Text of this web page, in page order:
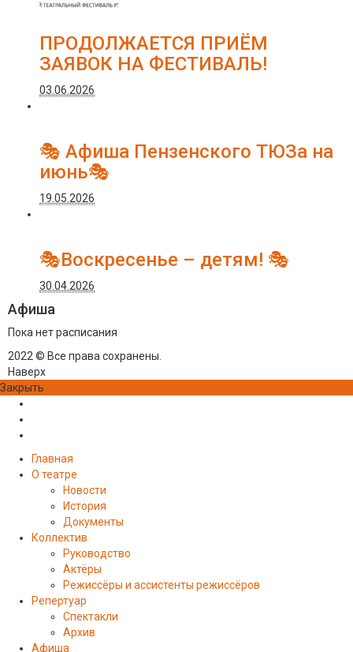
ПРОДОЛЖАЕТСЯ ПРИЁМ
ЗАЯВОК НА ФЕСТИВАЛЬ!
03.06.2026
🎭 Афиша Пензенского ТЮЗа на
июнь🎭
19.05.2026
🎭Воскресенье – детям! 🎭
30.04.2026
Афиша
Пока нет расписания
2022 © Все права сохранены.
Наверх
Закрыть
Главная
О театре
Новости
История
Документы
Коллектив
Руководство
Актёры
Режиссёры и ассистенты режиссёров
Репертуар
Спектакли
Архив
Афиша